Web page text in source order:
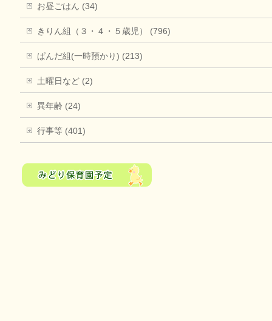
お昼ごはん (34)
きりん組（３・４・５歳児） (796)
ぱんだ組(一時預かり) (213)
土曜日など (2)
異年齢 (24)
行事等 (401)